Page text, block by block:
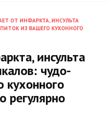
ОТ ИНФАРКТА, ИНСУЛЬТА
ИЗ ВАШЕГО КУХОННОГО
инсульта
чудо-
кухонного
регулярно